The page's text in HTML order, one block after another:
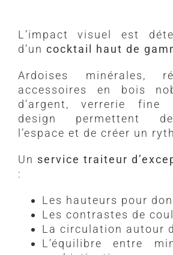
L’impact visuel est
d’un cocktail haut de
Ardoises minérales,
accessoires en bois
d’argent, verrerie fine
design permettent
l’espace et de créer un
Un service traiteur
:
Les hauteurs pour
Les contrastes de
La circulation autour
L’équilibre entre